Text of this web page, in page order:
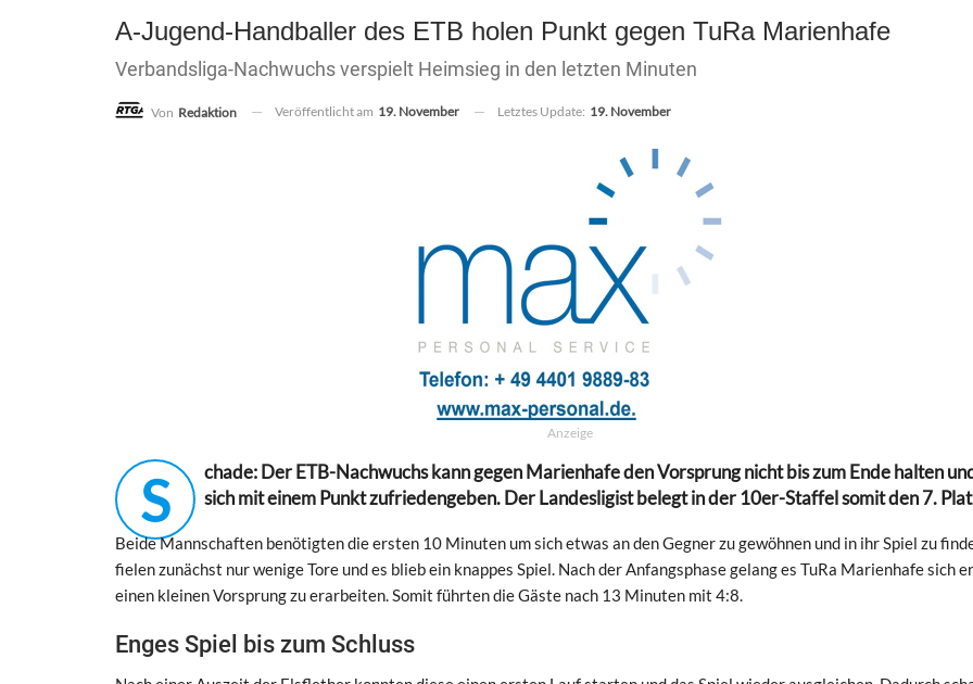
A-Jugend-Handballer des ETB holen Punkt gegen TuRa Marienhafe
Verbandsliga-Nachwuchs verspielt Heimsieg in den letzten Minuten
Von Redaktion Veröffentlicht am 19. November Letztes Update: 19. November
Anzeige
S
chade: Der ETB-Nachwuchs kann gegen Marienhafe den Vorsprung nicht bis zum Ende halten
sich mit einem Punkt zufriedengeben. Der Landesligist belegt in der 10er-Staffel somit den 7.
Beide Mannschaften benötigten die ersten 10 Minuten um sich etwas an den Gegner zu gewöhnen und in ihr Spiel zu
fielen zunächst nur wenige Tore und es blieb ein knappes Spiel. Nach der Anfangsphase gelang es TuRa Marienhafe sich
einen kleinen Vorsprung zu erarbeiten. Somit führten die Gäste nach 13 Minuten mit 4:8.
Enges Spiel bis zum Schluss